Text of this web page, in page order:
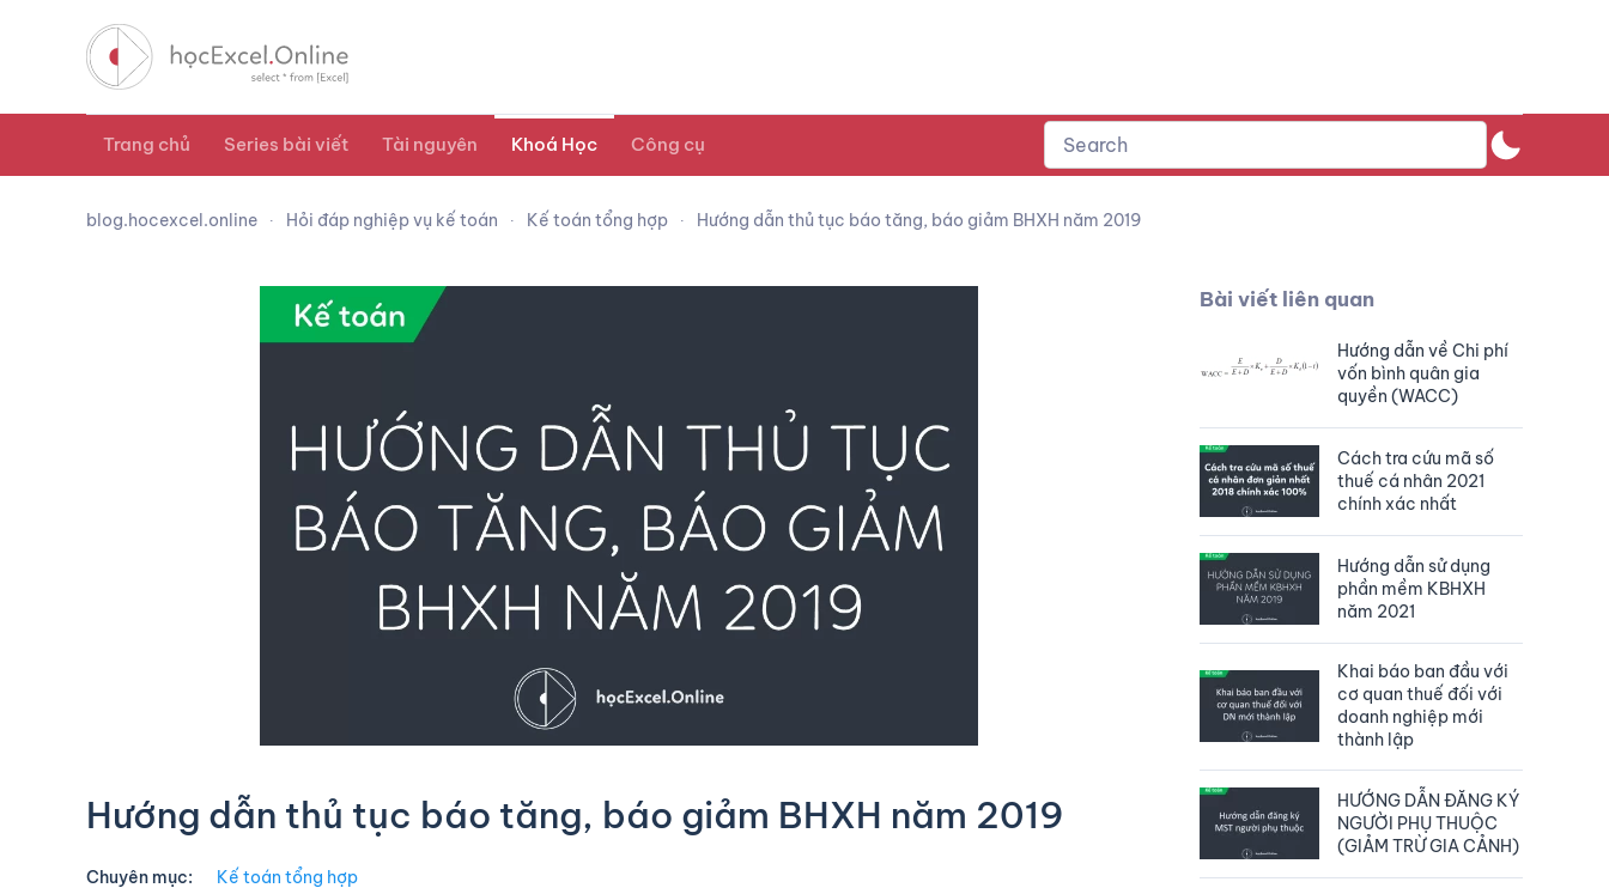
Trang chủ Series bài viết Tài nguyên Khoá Học Công cụ
blog.hocexcel.online Hỏi đáp nghiệp vụ kế toán Kế toán tổng hợp Hướng dẫn thủ tục báo tăng, báo giảm BHXH năm 2019
Hướng dẫn thủ tục báo tăng, báo giảm BHXH năm 2019
Chuyên mục: Kế toán tổng hợp
Bài viết liên quan
Hướng dẫn về Chi phí
vốn bình quân gia
quyền (WACC)
Cách tra cứu mã số
thuế cá nhân 2021
chính xác nhất
Hướng dẫn sử dụng
phần mềm KBHXH
năm 2021
Khai báo ban đầu với
cơ quan thuế đối với
doanh nghiệp mới
thành lập
HƯỚNG DẪN ĐĂNG KÝ
NGƯỜI PHỤ THUỘC
(GIẢM TRỪ GIA CẢNH)